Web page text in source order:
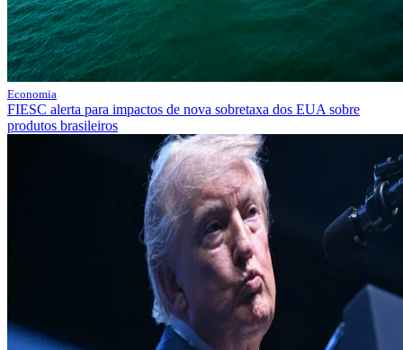
Economia
FIESC alerta para impactos de nova sobretaxa dos EUA sobre
produtos brasileiros